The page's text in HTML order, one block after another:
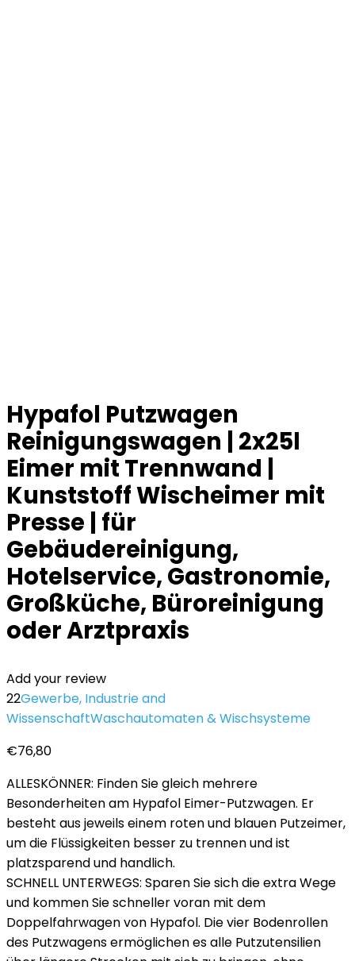
Hypafol Putzwagen
Reinigungswagen | 2x25l
Eimer mit Trennwand |
Kunststoff Wischeimer mit
Presse | für
Gebäudereinigung,
Hotelservice, Gastronomie,
Großküche, Büroreinigung
oder Arztpraxis
Add your review
22Gewerbe, Industrie and
WissenschaftWaschautomaten & Wischsysteme
€76,80
ALLESKÖNNER: Finden Sie gleich mehrere
Besonderheiten am Hypafol Eimer-Putzwagen. Er
besteht aus jeweils einem roten und blauen Putzeimer,
um die Flüssigkeiten besser zu trennen und ist
platzsparend und handlich.
SCHNELL UNTERWEGS: Sparen Sie sich die extra Wege
und kommen Sie schneller voran mit dem
Doppelfahrwagen von Hypafol. Die vier Bodenrollen
des Putzwagens ermöglichen es alle Putzutensilien